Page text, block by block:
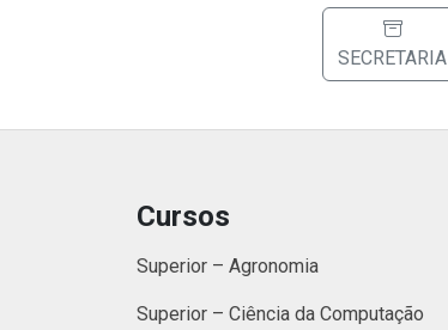
SECRETARIA
Cursos
Superior – Agronomia
Superior – Ciência da Computação